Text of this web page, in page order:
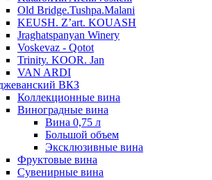
Old Bridge.Tushpa.Malani
KEUSH. Z’art. KOUASH
Jraghatspanyan Winery
Voskevaz - Qotot
Trinity. KOOR. Jan
VAN ARDI
ВКЗ
Коллекционные вина
Виноградные вина
Вина 0,75 л
Большой объем
Эксклюзивные вина
Фруктовые вина
Cувенирные вина